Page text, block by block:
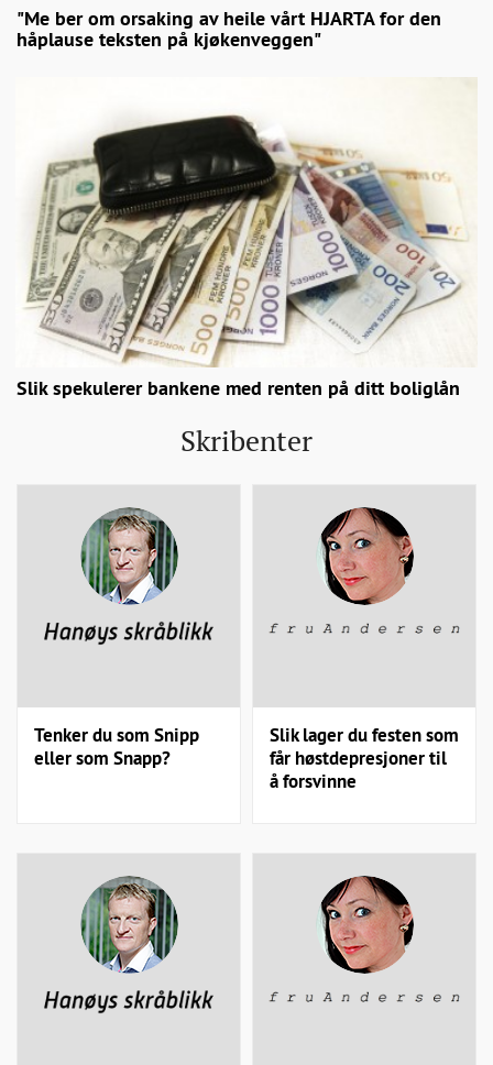
"Me ber om orsaking av heile vårt HJARTA for den
håplause teksten på kjøkenveggen"
Slik spekulerer bankene med renten på ditt boliglån
Skribenter
Tenker du som Snipp
eller som Snapp?
Slik lager du festen som
får høstdepresjoner til
å forsvinne